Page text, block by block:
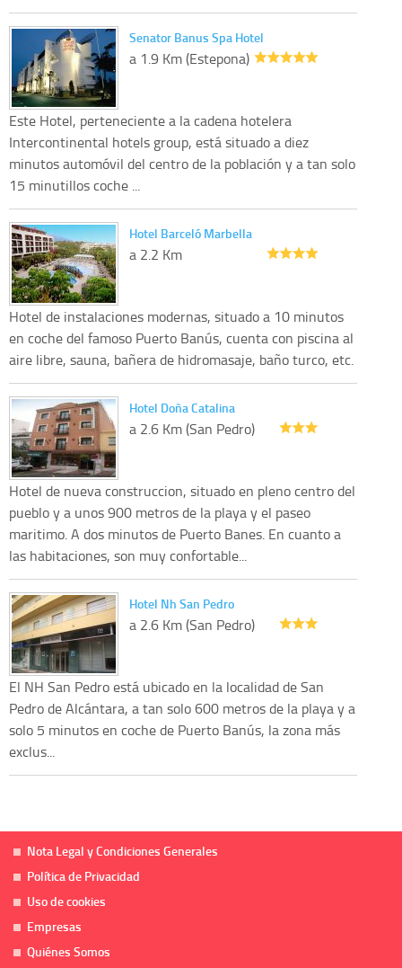
Senator Banus Spa Hotel
a 1.9 Km (Estepona)
Este Hotel, perteneciente a la cadena hotelera
Intercontinental hotels group, está situado a diez
minutos automóvil del centro de la población y a tan solo
15 minutillos coche ...
Hotel Barceló Marbella
a 2.2 Km
Hotel de instalaciones modernas, situado a 10 minutos
en coche del famoso Puerto Banús, cuenta con piscina al
aire libre, sauna, bañera de hidromasaje, baño turco, etc.
Hotel Doña Catalina
a 2.6 Km (San Pedro)
Hotel de nueva construccion, situado en pleno centro del
pueblo y a unos 900 metros de la playa y el paseo
maritimo. A dos minutos de Puerto Banes. En cuanto a
las habitaciones, son muy confortable...
Hotel Nh San Pedro
a 2.6 Km (San Pedro)
El NH San Pedro está ubicado en la localidad de San
Pedro de Alcántara, a tan solo 600 metros de la playa y a
solo 5 minutos en coche de Puerto Banús, la zona más
exclus...
Nota Legal y Condiciones Generales
Política de Privacidad
Uso de cookies
Empresas
Quiénes Somos